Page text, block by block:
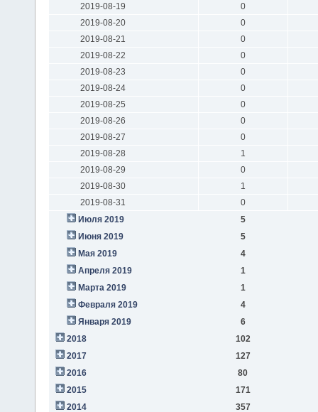
2019-08-19
0
2019-08-20
0
2019-08-21
0
2019-08-22
0
2019-08-23
0
2019-08-24
0
2019-08-25
0
2019-08-26
0
2019-08-27
0
2019-08-28
1
2019-08-29
0
2019-08-30
1
2019-08-31
0
Июля 2019
5
Июня 2019
5
Мая 2019
4
Апреля 2019
1
Марта 2019
1
Февраля 2019
4
Января 2019
6
2018
102
2017
127
2016
80
2015
171
2014
357